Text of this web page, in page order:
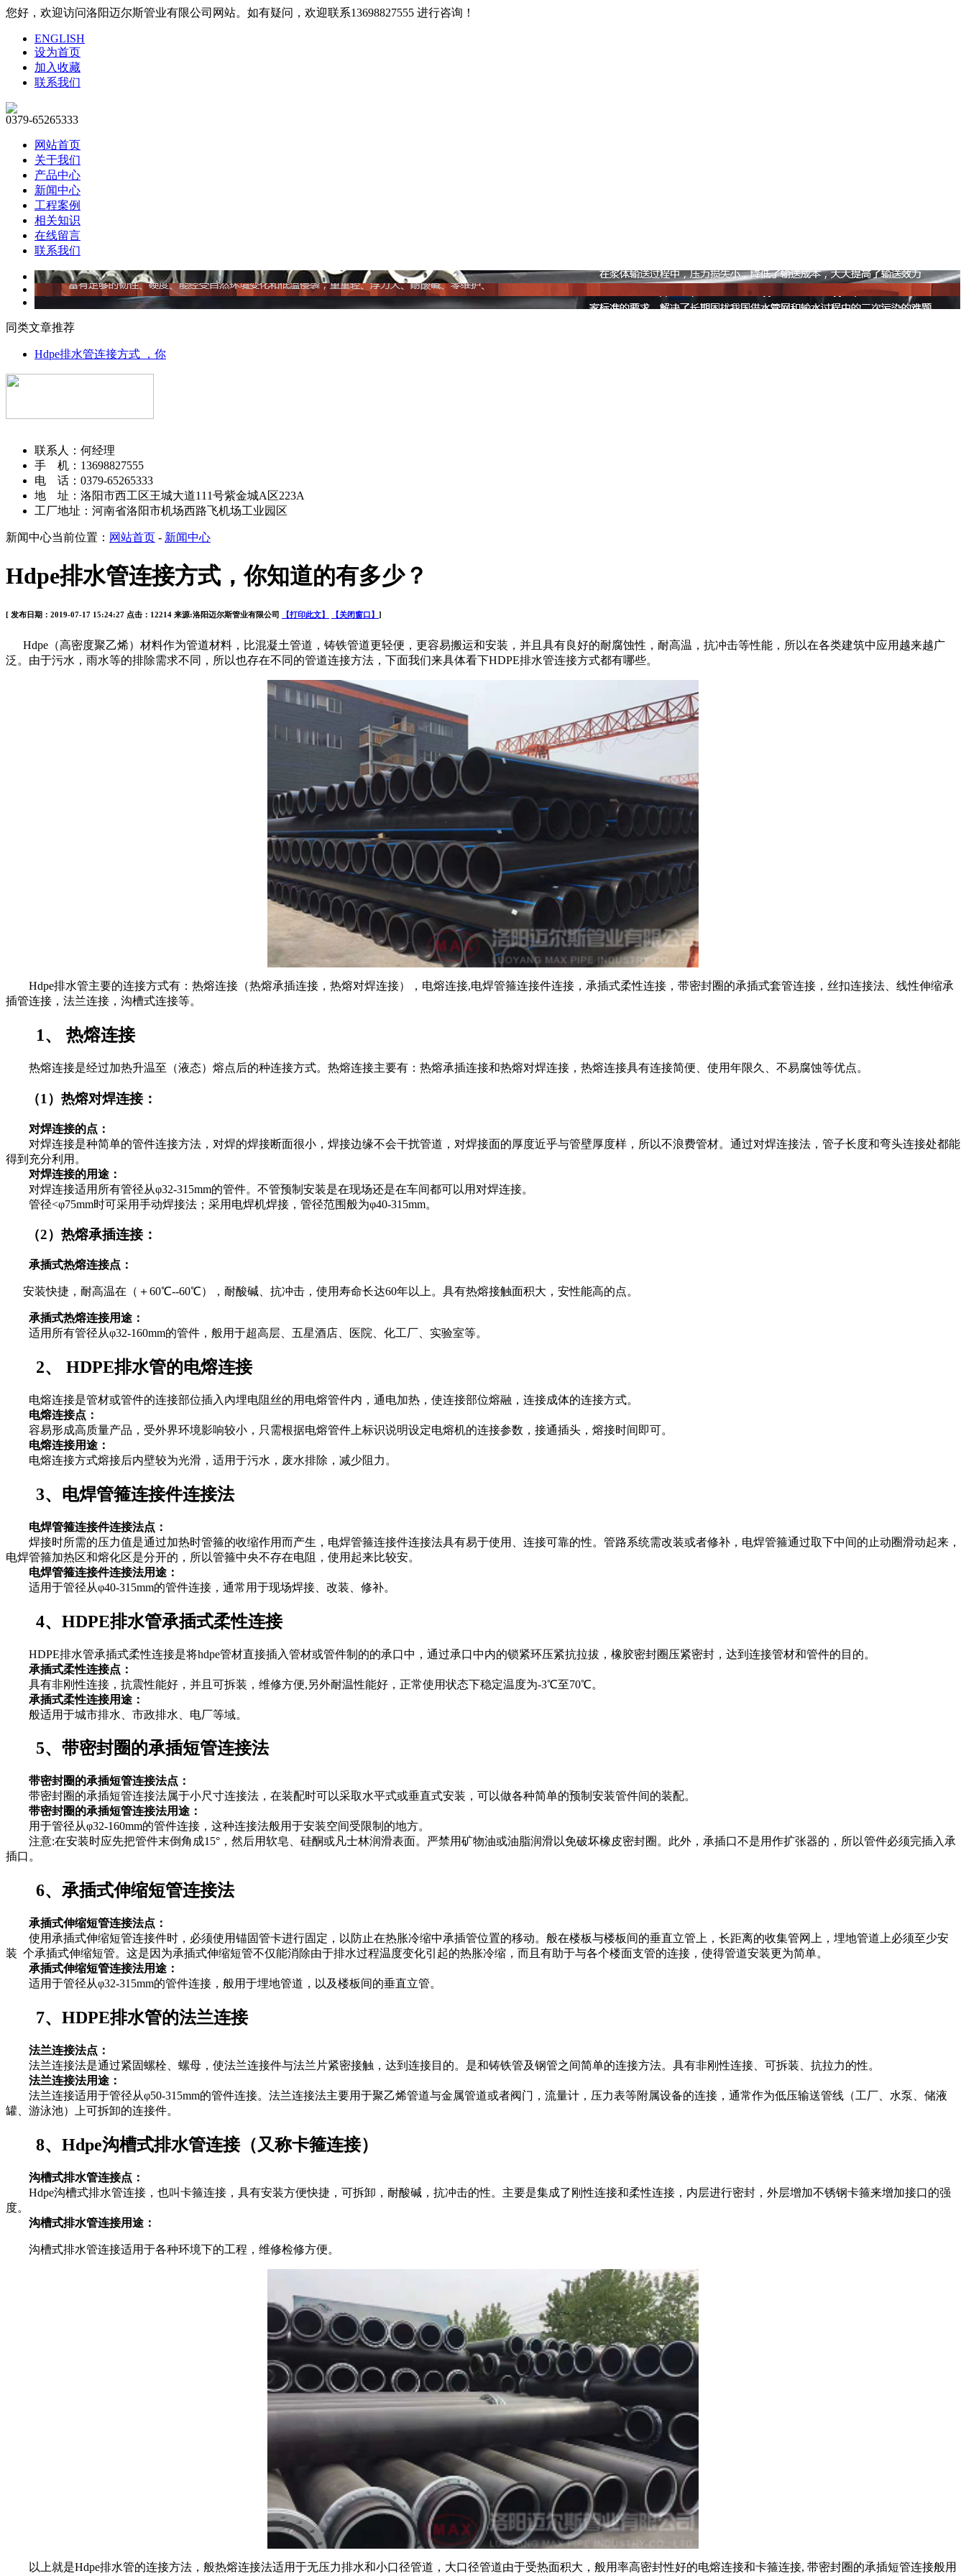
您好，欢迎访问洛阳迈尔斯管业有限公司网站。如有疑问，欢迎联系13698827555 进行咨询！
ENGLISH
设为首页
加入收藏
联系我们
0379-65265333
网站首页
关于我们
产品中心
新闻中心
工程案例
相关知识
在线留言
联系我们
同类文章推荐
Hdpe排水管连接方式 ，你
联系人：何经理
手 机：13698827555
电 话：0379-65265333
地 址：洛阳市西工区王城大道111号紫金城A区223A
工厂地址：河南省洛阳市机场西路飞机场工业园区
新闻中心当前位置： 网站首页 - 新闻中心
Hdpe排水管连接方式，你知道的有多少？
[ 发布日期：2019-07-17 15:24:27 点击：12214 来源:洛阳迈尔斯管业有限公司 【打印此文】 【关闭窗口】 ]
Hdpe（高密度聚乙烯）材料作为管道材料，比混凝土管道，铸铁管道更轻便，更容易搬运和安装，并且具有良好的耐腐蚀性，耐高温，抗冲击等性能，所以在各类建筑中应用越来越广
泛。由于污水，雨水等的排除需求不同，所以也存在不同的管道连接方法，下面我们来具体看下HDPE排水管连接方式都有哪些。
Hdpe排水管主要的连接方式有：热熔连接（热熔承插连接，热熔对焊连接），电熔连接,电焊管箍连接件连接，承插式柔性连接，带密封圈的承插式套管连接，丝扣连接法、线性伸缩承
插管连接，法兰连接，沟槽式连接等。
1、 热熔连接
热熔连接是经过加热升温至（液态）熔点后的种连接方式。热熔连接主要有：热熔承插连接和热熔对焊连接，热熔连接具有连接简便、使用年限久、不易腐蚀等优点。
（1）热熔对焊连接：
对焊连接的点：
对焊连接是种简单的管件连接方法，对焊的焊接断面很小，焊接边缘不会干扰管道，对焊接面的厚度近乎与管壁厚度样，所以不浪费管材。通过对焊连接法，管子长度和弯头连接处都能
得到充分利用。
对焊连接的用途：
对焊连接适用所有管径从φ32-315mm的管件。不管预制安装是在现场还是在车间都可以用对焊连接。
管径<φ75mm时可采用手动焊接法；采用电焊机焊接，管径范围般为φ40-315mm。
（2）热熔承插连接：
承插式热熔连接点：
安装快捷，耐高温在（＋60℃--60℃），耐酸碱、抗冲击，使用寿命长达60年以上。具有热熔接触面积大，安性能高的点。
承插式热熔连接用途：
适用所有管径从φ32-160mm的管件，般用于超高层、五星酒店、医院、化工厂、实验室等。
2、 HDPE排水管的电熔连接
电熔连接是管材或管件的连接部位插入內埋电阻丝的用电熔管件内，通电加热，使连接部位熔融，连接成体的连接方式。
电熔连接点：
容易形成高质量产品，受外界环境影响较小，只需根据电熔管件上标识说明设定电熔机的连接参数，接通插头，熔接时间即可。
电熔连接用途：
电熔连接方式熔接后内壁较为光滑，适用于污水，废水排除，减少阻力。
3、电焊管箍连接件连接法
电焊管箍连接件连接法点：
焊接时所需的压力值是通过加热时管箍的收缩作用而产生，电焊管箍连接件连接法具有易于使用、连接可靠的性。管路系统需改装或者修补，电焊管箍通过取下中间的止动圈滑动起来，
电焊管箍加热区和熔化区是分开的，所以管箍中央不存在电阻，使用起来比较安。
电焊管箍连接件连接法用途：
适用于管径从φ40-315mm的管件连接，通常用于现场焊接、改装、修补。
4、HDPE排水管承插式柔性连接
HDPE排水管承插式柔性连接是将hdpe管材直接插入管材或管件制的的承口中，通过承口中内的锁紧环压紧抗拉拔，橡胶密封圈压紧密封，达到连接管材和管件的目的。
承插式柔性连接点：
具有非刚性连接，抗震性能好，并且可拆装，维修方便,另外耐温性能好，正常使用状态下稳定温度为-3℃至70℃。
承插式柔性连接用途：
般适用于城市排水、市政排水、电厂等域。
5、带密封圈的承插短管连接法
带密封圈的承插短管连接法点：
带密封圈的承插短管连接法属于小尺寸连接法，在装配时可以采取水平式或垂直式安装，可以做各种简单的预制安装管件间的装配。
带密封圈的承插短管连接法用途：
用于管径从φ32-160mm的管件连接，这种连接法般用于安装空间受限制的地方。
注意:在安装时应先把管件末倒角成15°，然后用软皂、硅酮或凡士林润滑表面。严禁用矿物油或油脂润滑以免破坏橡皮密封圈。此外，承插口不是用作扩张器的，所以管件必须完插入承
插口。
6、承插式伸缩短管连接法
承插式伸缩短管连接法点：
使用承插式伸缩短管连接件时，必须使用锚固管卡进行固定，以防止在热胀冷缩中承插管位置的移动。般在楼板与楼板间的垂直立管上，长距离的收集管网上，埋地管道上必须至少安
装 个承插式伸缩短管。这是因为承插式伸缩短管不仅能消除由于排水过程温度变化引起的热胀冷缩，而且有助于与各个楼面支管的连接，使得管道安装更为简单。
承插式伸缩短管连接法用途：
适用于管径从φ32-315mm的管件连接，般用于埋地管道，以及楼板间的垂直立管。
7、HDPE排水管的法兰连接
法兰连接法点：
法兰连接法是通过紧固螺栓、螺母，使法兰连接件与法兰片紧密接触，达到连接目的。是和铸铁管及钢管之间简单的连接方法。具有非刚性连接、可拆装、抗拉力的性。
法兰连接法用途：
法兰连接适用于管径从φ50-315mm的管件连接。法兰连接法主要用于聚乙烯管道与金属管道或者阀门，流量计，压力表等附属设备的连接，通常作为低压输送管线（工厂、水泵、储液
罐、游泳池）上可拆卸的连接件。
8、Hdpe沟槽式排水管连接（又称卡箍连接）
沟槽式排水管连接点：
Hdpe沟槽式排水管连接，也叫卡箍连接，具有安装方便快捷，可拆卸，耐酸碱，抗冲击的性。主要是集成了刚性连接和柔性连接，内层进行密封，外层增加不锈钢卡箍来增加接口的强
度。
沟槽式排水管连接用途：
沟槽式排水管连接适用于各种环境下的工程，维修检修方便。
以上就是Hdpe排水管的连接方法，般热熔连接法适用于无压力排水和小口径管道，大口径管道由于受热面积大，般用率高密封性好的电熔连接和卡箍连接, 带密封圈的承插短管连接般用